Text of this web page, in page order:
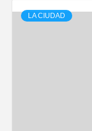
LA CIUDAD